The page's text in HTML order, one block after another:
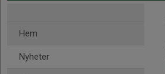
Hem
Nyheter